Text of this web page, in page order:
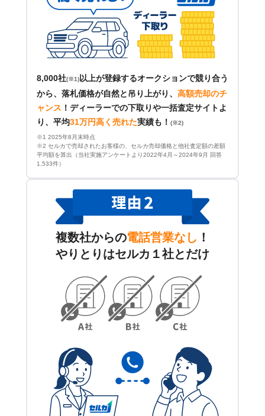
8,000社(※1) 以上が登録するオークションで競り合う
から、落札価格が自然と吊り上がり、 高額売却のチ
ャンス ！ ディーラーでの下取りや一括査定サイトよ
り、平均31万円高く売れた実績も！ (※2)
※1 2025年8月末時点
※2 セルカで売却されたお客様の、セルカ売却価格と他社査定額の差額
平均額を算出（当社実施アンケートより2022年4月～2024年9月 回答
1,533件）
複数社からの電話営業なし ！
やりとりはセルカ１社とだけ